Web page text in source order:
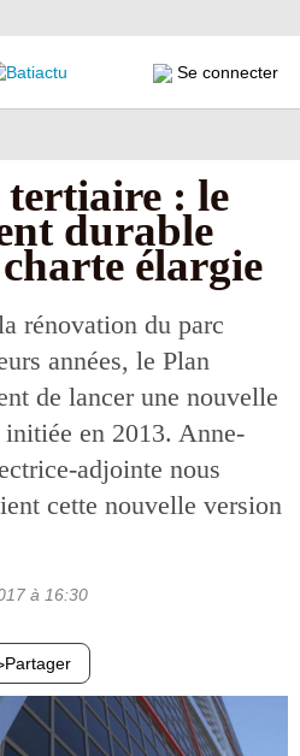
Se connecter
: le
durable
élargie
rénovation du parc
années, le Plan
de lancer une nouvelle
en 2013. Anne-
adjointe nous
cette nouvelle version
à 16:30
Partager